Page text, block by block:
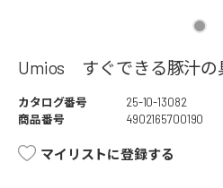
Umios すぐできる豚汁
カタログ番号
25-10-13082
商品番号
4902165700190
マイリストに登録する